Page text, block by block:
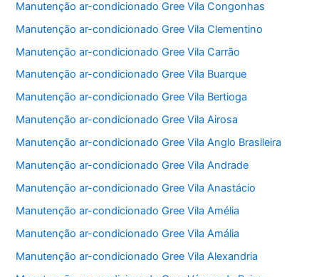
Manutenção ar-condicionado Gree Vila Congonhas
Manutenção ar-condicionado Gree Vila Clementino
Manutenção ar-condicionado Gree Vila Carrão
Manutenção ar-condicionado Gree Vila Buarque
Manutenção ar-condicionado Gree Vila Bertioga
Manutenção ar-condicionado Gree Vila Airosa
Manutenção ar-condicionado Gree Vila Anglo Brasileira
Manutenção ar-condicionado Gree Vila Andrade
Manutenção ar-condicionado Gree Vila Anastácio
Manutenção ar-condicionado Gree Vila Amélia
Manutenção ar-condicionado Gree Vila Amália
Manutenção ar-condicionado Gree Vila Alexandria